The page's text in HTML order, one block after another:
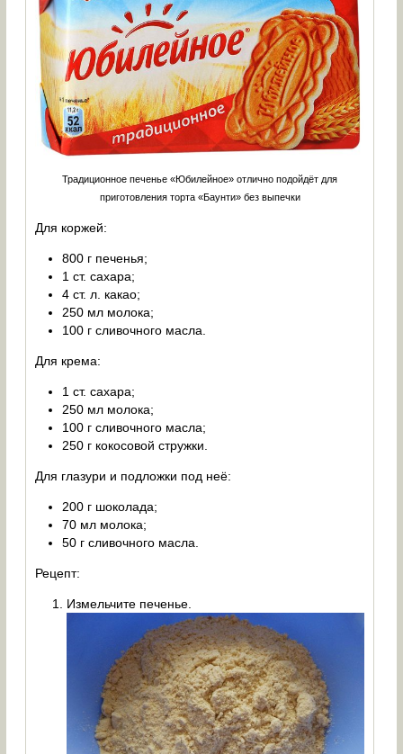
Традиционное печенье «Юбилейное» отлично подойдёт для
приготовления торта «Баунти» без выпечки
Для коржей:
800 г печенья;
1 ст. сахара;
4 ст. л. какао;
250 мл молока;
100 г сливочного масла.
Для крема:
1 ст. сахара;
250 мл молока;
100 г сливочного масла;
250 г кокосовой стружки.
Для глазури и подложки под неё:
200 г шоколада;
70 мл молока;
50 г сливочного масла.
Рецепт:
Измельчите печенье.